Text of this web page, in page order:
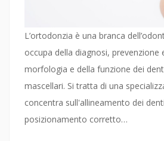
L’ortodonzia è una branca
occupa della diagnosi, prevenzione
morfologia e della funzione dei
mascellari. Si tratta di una
concentra sull'allineamento dei
posizionamento corretto…